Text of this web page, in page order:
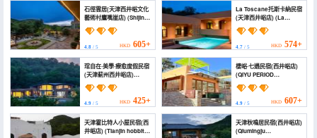
石徑雲居(天津西井峪文化
藝術村鷹嘴崖店) (Shijing
Yunju Hotel (Tianjin
Xijingyu))
4.8 / 5 HKD 605+
La Toscane托斯卡納民宿
(天津西井峪店) (La
Toscane Tuscany
Homestay Tianjin
4.7/ 5 HKD 574+
琯自在·美學·療愈度假民宿
(天津薊州西井峪店)
(Guanzizai-aestheics-
Homestay)
4.9 / 5 HKD 425+
棲峪·七遇民宿(西井峪店)
(QIYU PERIOD
ENCOUNTER)
4.9/ 5 HKD 607+
天津霍比特人小屋民宿(西
井峪店) (Tianjin hobbit
天津秋鳴居民宿(西井峪店)
(Qiumingju